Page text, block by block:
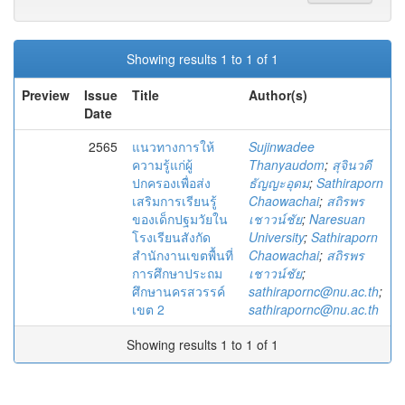
Showing results 1 to 1 of 1
Preview
Issue
Date
Title Author(s)
2565
แนวทางการให้
ความรู้แก่ผู้
ปกครองเพื่อส่ง
เสริมการเรียนรู้
ของเด็กปฐมวัยใน
โรงเรียนสังกัด
สำนักงานเขตพื้นที่
การศึกษาประถม
ศึกษานครสวรรค์
เขต 2
Sujinwadee
Thanyaudom; สุจินวดี
ธัญญะอุดม; Sathiraporn
Chaowachai; สถิรพร
เชาวน์ชัย; Naresuan
University; Sathiraporn
Chaowachai; สถิรพร
เชาวน์ชัย;
sathirapornc@nu.ac.th;
sathirapornc@nu.ac.th
Showing results 1 to 1 of 1